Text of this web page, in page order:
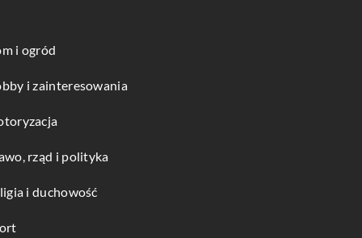
i ogród
i zainteresowania
rząd i polityka
i duchowość